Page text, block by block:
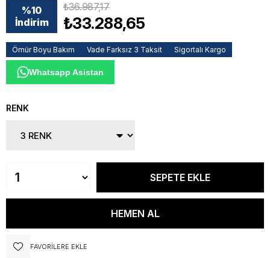
%10
İndirim
₺36.987,17
₺33.288,65
Ömür Boyu Bakım Vade Farksız 3 Taksit Sigortalı Kargo
Whatsapp Asistan
RENK
FAVORILERE EKLE